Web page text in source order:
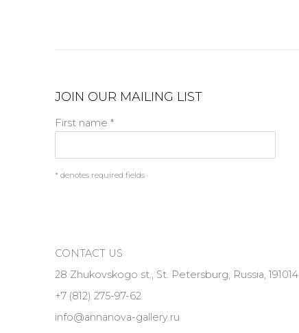
JOIN OUR MAILING LIST
First name *
* denotes required fields
CONTACT US
28 Zhukovskogo st., St. Petersburg, Russia, 191014
+7 (812) 275-97-62
info@annanova-gallery.ru